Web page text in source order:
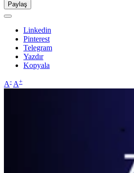
Paylaş
Linkedin
Pinterest
Telegram
Yazdır
Kopyala
A- A+